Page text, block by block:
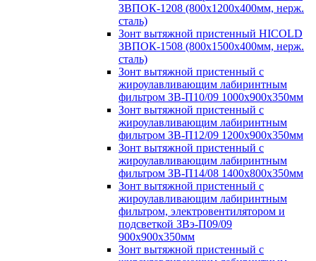
ЗВПОК-1208 (800х1200х400мм, нерж.
сталь)
Зонт вытяжной пристенный HICOLD
ЗВПОК-1508 (800х1500х400мм, нерж.
сталь)
Зонт вытяжной пристенный с
жироулавливающим лабиринтным
фильтром ЗВ-П10/09 1000х900х350мм
Зонт вытяжной пристенный с
жироулавливающим лабиринтным
фильтром ЗВ-П12/09 1200х900х350мм
Зонт вытяжной пристенный с
жироулавливающим лабиринтным
фильтром ЗВ-П14/08 1400х800х350мм
Зонт вытяжной пристенный с
жироулавливающим лабиринтным
фильтром, электровентилятором и
подсветкой ЗВэ-П09/09
900х900х350мм
Зонт вытяжной пристенный с